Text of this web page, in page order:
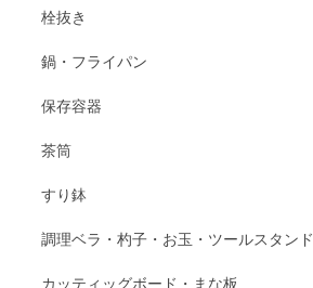
栓抜き
鍋・フライパン
保存容器
茶筒
すり鉢
調理ベラ・杓子・お玉・ツールスタンド
カッティッグボード・まな板